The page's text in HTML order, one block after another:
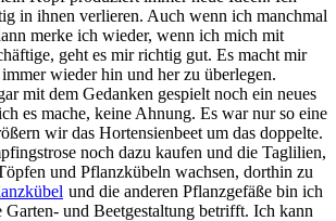
in ihnen verlieren. Auch wenn ich manchmal
merke ich wieder, wenn ich mich mit
geht es mir richtig gut. Es macht mir
wieder hin und her zu überlegen.
mit dem Gedanken gespielt noch ein neues
es mache, keine Ahnung. Es war nur so eine
wir das Hortensienbeet um das doppelte.
noch dazu kaufen und die Taglilien,
und Pflanzkübeln wachsen, dorthin zu
und die anderen Pflanzgefäße bin ich
Garten- und Beetgestaltung betrifft. Ich kann